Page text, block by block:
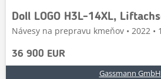
Návesy na prepravu kmeňov • 2022 •
36 900 EUR
Gassmann GmbH